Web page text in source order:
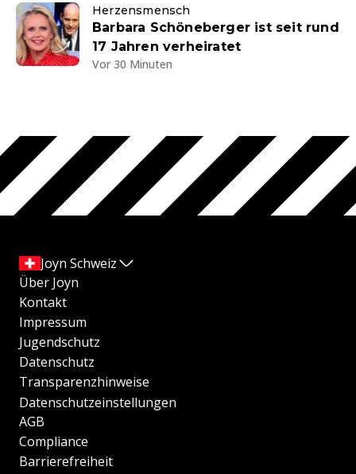
Herzensmensch
Barbara Schöneberger ist seit rund
17 Jahren verheiratet
Vor 30 Minuten
Joyn Schweiz
Über Joyn
Kontakt
Impressum
Jugendschutz
Datenschutz
Transparenzhinweise
Datenschutzeinstellungen
AGB
Compliance
Barrierefreiheit